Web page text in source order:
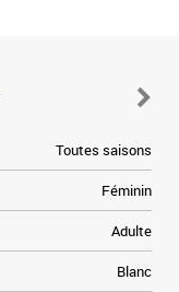
Toutes saisons
Féminin
Adulte
Blanc